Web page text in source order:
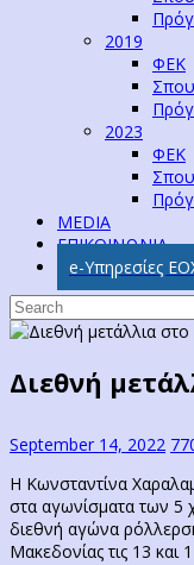
2019
ΦΕΚ
2023
ΦΕΚ
MEDIA
ΕΠΙΚΟΙΝΩΝΙΑ
e-Υπηρεσίες
Διεθνή
September 14, 2022
Η Κωνσταντίνα
στα αγωνίσματα των 5
διεθνή αγώνα
Μακεδονίας τις 13 και